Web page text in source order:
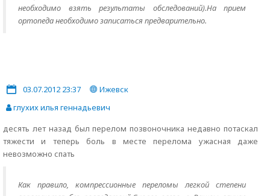
необходимо взять результаты обследований).На прием
ортопеда необходимо записаться предварительно.
03.07.2012 23:37
Ижевск
глухих илья геннадьевич
десять лет назад был перелом позвоночника недавно потаскал
тяжести и теперь боль в месте перелома ужасная даже
невозможно спать
Как правило, компрессионные переломы легкой степени